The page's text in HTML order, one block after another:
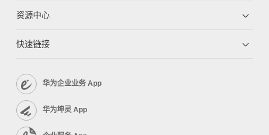
资源中心
快速链接
华为企业业务 App
华为坤灵 App